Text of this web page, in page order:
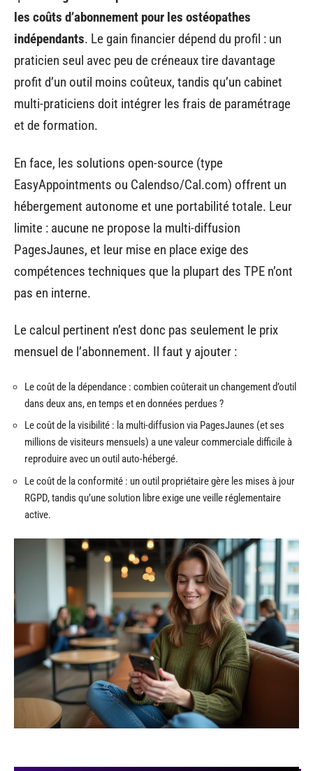
les coûts d’abonnement pour les ostéopathes
indépendants. Le gain financier dépend du profil : un
praticien seul avec peu de créneaux tire davantage
profit d’un outil moins coûteux, tandis qu’un cabinet
multi-praticiens doit intégrer les frais de paramétrage
et de formation.
En face, les solutions open-source (type
EasyAppointments ou Calendso/Cal.com) offrent un
hébergement autonome et une portabilité totale. Leur
limite : aucune ne propose la multi-diffusion
PagesJaunes, et leur mise en place exige des
compétences techniques que la plupart des TPE n’ont
pas en interne.
Le calcul pertinent n’est donc pas seulement le prix
mensuel de l’abonnement. Il faut y ajouter :
Le coût de la dépendance : combien coûterait un changement d’outil
dans deux ans, en temps et en données perdues ?
Le coût de la visibilité : la multi-diffusion via PagesJaunes (et ses
millions de visiteurs mensuels) a une valeur commerciale difficile à
reproduire avec un outil auto-hébergé.
Le coût de la conformité : un outil propriétaire gère les mises à jour
RGPD, tandis qu’une solution libre exige une veille réglementaire
active.